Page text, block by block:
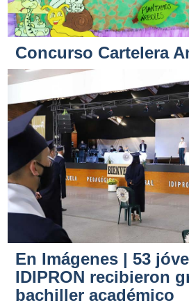
Concurso Cartelera
En Imágenes | 53
IDIPRON recibieron
bachiller académico